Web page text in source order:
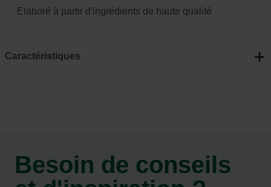
Elaboré à partir d'ingrédients de haute qualité
Caractéristiques
Besoin de conseils